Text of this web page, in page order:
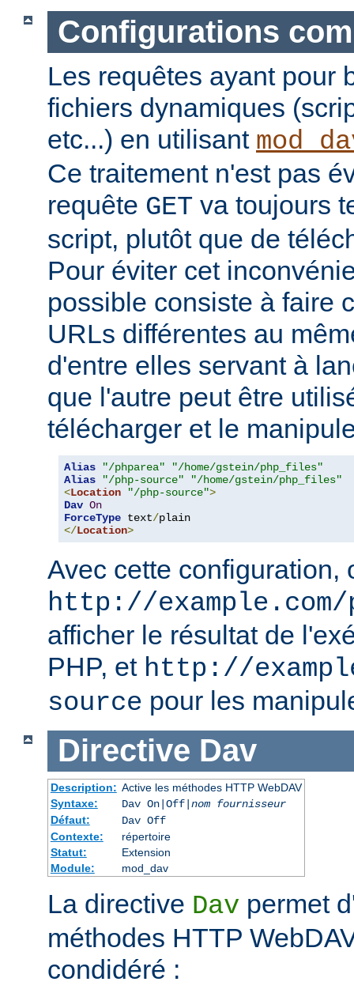
Configurations
Les requêtes ayant pour
fichiers dynamiques
etc...) en utilisant
Ce traitement n'est pas
requête GET va toujours
script, plutôt que de
Pour éviter cet
possible consiste à faire
URLs différentes au
d'entre elles servant à
que l'autre peut être
télécharger et le
Alias "/phparea"
"/home/gstein/php_files"
Alias
"/php-source"
"/home/gstein/php_files"
<Location "/php-source">
Dav On
ForceType text/
</Location>
Avec cette configuration,
http://example.com/
afficher le résultat de
PHP, et http://
source pour les
Directive Dav
Description: Active les méthodes HTTP WebDAV
Syntaxe:
Dav On|Off| nom fournisseur
Défaut:
Dav Off
Contexte:
répertoire
Statut:
Extension
Module:
mod_dav
La directive Dav permet
méthodes HTTP
condidéré :